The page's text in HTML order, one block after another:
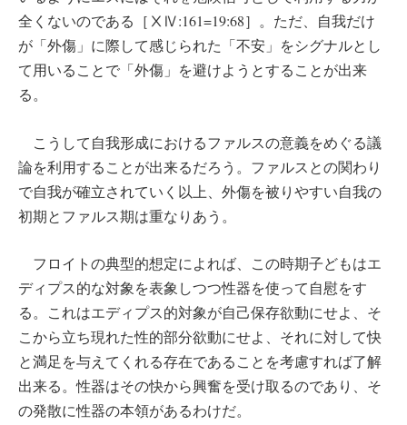
全くないのである［ⅩⅣ:161=19:68］。ただ、自我だけ
が「外傷」に際して感じられた「不安」をシグナルとし
て用いることで「外傷」を避けようとすることが出来
る。
こうして自我形成におけるファルスの意義をめぐる議
論を利用することが出来るだろう。ファルスとの関わり
で自我が確立されていく以上、外傷を被りやすい自我の
初期とファルス期は重なりあう。
フロイトの典型的想定によれば、この時期子どもはエ
ディプス的な対象を表象しつつ性器を使って自慰をす
る。これはエディプス的対象が自己保存欲動にせよ、そ
こから立ち現れた性的部分欲動にせよ、それに対して快
と満足を与えてくれる存在であることを考慮すれば了解
出来る。性器はその快から興奮を受け取るのであり、そ
の発散に性器の本領があるわけだ。